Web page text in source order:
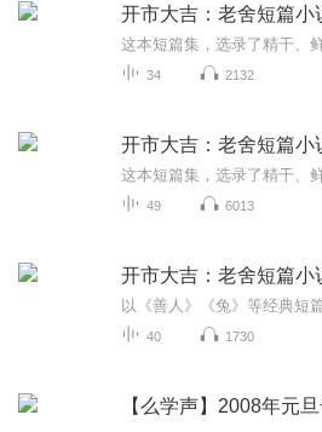
开市大吉：老舍短篇小
34 2132
开市大吉：老舍短篇小
49 6013
开市大吉：老舍短篇小
40 1730
【么学声】2008年元